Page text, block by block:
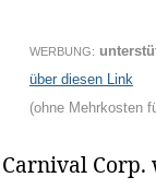
WERBUNG:
über diesen Link
(ohne Mehrkosten
Carnival